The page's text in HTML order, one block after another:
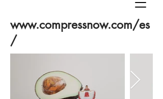
www.compressnow.com/es
/